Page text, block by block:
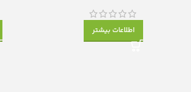
اطلاعات بیشتر